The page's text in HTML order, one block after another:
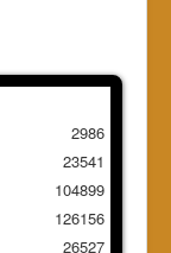
2986
23541
104899
126156
26527